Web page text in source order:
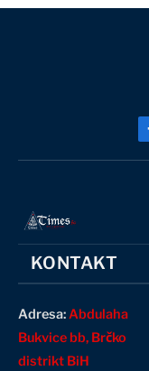
KONTAKT
Adresa:Abdulaha
Bukvice bb, Brčko
distrikt BiH